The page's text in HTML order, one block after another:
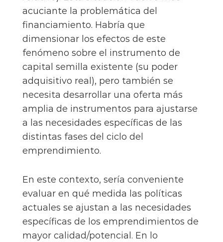
acuciante la problemática del
financiamiento. Habría que
dimensionar los efectos de este
fenómeno sobre el instrumento de
capital semilla existente (su poder
adquisitivo real), pero también se
necesita desarrollar una oferta más
amplia de instrumentos para ajustarse
a las necesidades específicas de las
distintas fases del ciclo del
emprendimiento.
En este contexto, sería conveniente
evaluar en qué medida las políticas
actuales se ajustan a las necesidades
específicas de los emprendimientos de
mayor calidad/potencial. En lo